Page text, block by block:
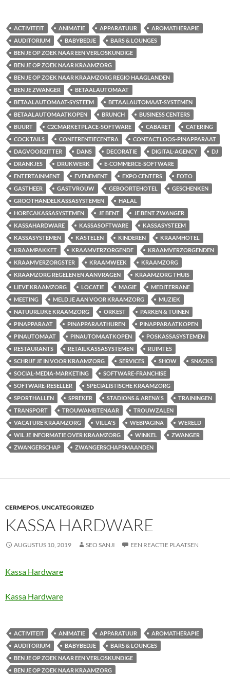
ACTIVITEIT ANIMATIE APPARATUUR
AROMATHERAPIE
AUDITORIUM
BABYBEDJE
BARS & LOUNGES
BEN JE OP ZOEK NAAR EEN VERLOSKUNDIGE
BEN JE OP ZOEK NAAR KRAAMZORG
BEN JE OP ZOEK NAAR KRAAMZORG REGIO HAAGLANDEN
BEN JE ZWANGER
BETAALAUTOMAAT
BETAALAUTOMAAT-SYSTEEM
BETAALAUTOMAAT-SYSTEMEN
BETAALAUTOMAATKOPEN
BRUNCH
BUSINESS CENTERS
BUURT
C2CMARKETPLACE-SOFTWARE CABARET
CATERING
COCKTAILS
CONFERENTIECENTRA
CONTACTLOOS-PINAPPARAAT
DAGVOORZITTER
DANS DECORATIE DIGITAL-AGENCY
DJ
DRANKJES
DRUKWERK
E-COMMERCE-SOFTWARE
ENTERTAINMENT
EVENEMENT EXPO CENTERS
FOTO
GASTHEER
GASTVROUW GEBOORTEHOTEL
GESCHENKEN
GROOTHANDELKASSASYSTEMEN
HALAL
HORECAKASSASYSTEMEN
JE BENT
JE BENT ZWANGER
KASSAHARDWARE
KASSASOFTWARE
KASSASYSTEEM
KASSASYSTEMEN
KASTELEN KINDEREN
KRAAMHOTEL
KRAAMPAKKET
KRAAMVERZORGENDE
KRAAMVERZORGENDEN
KRAAMVERZORGSTER
KRAAMWEEK
KRAAMZORG
KRAAMZORG REGELEN EN AANVRAGEN
KRAAMZORG THUIS
LIEVE KRAAMZORG
LOCATIE MAGIE
MEDITERRANE
MEETING
MELD JE AAN VOOR KRAAMZORG
MUZIEK
NATUURLIJKE KRAAMZORG
ORKEST
PARKEN & TUINEN
PINAPPARAAT
PINAPPARAATHUREN
PINAPPARAATKOPEN
PINAUTOMAAT
PINAUTOMAATKOPEN
POSKASSASYSTEMEN
RESTAURANTS
RETAILKASSASYSTEMEN
RUIMTES
SCHRIJF JE IN VOOR KRAAMZORG
SERVICES SHOW
SNACKS
SOCIAL-MEDIA-MARKETING
SOFTWARE-FRANCHISE
SOFTWARE-RESELLER
SPECIALISTISCHE KRAAMZORG
SPORTHALLEN
SPREKER STADIONS & ARENA'S
TRAININGEN
TRANSPORT
TROUWAMBTENAAR
TROUWZALEN
VACATURE KRAAMZORG
VILLA'S WEBPAGINA
WERELD
WIL JE INFORMATIE OVER KRAAMZORG
WINKEL
ZWANGER
ZWANGERSCHAP
ZWANGERSCHAPSMAANDEN
CERMEPOS,UNCATEGORIZED
KASSA HARDWARE
AUGUSTUS 10, 2019 SEO SANJI EEN REACTIE PLAATSEN
Kassa Hardware
Kassa Hardware
ACTIVITEIT ANIMATIE APPARATUUR
AROMATHERAPIE
AUDITORIUM
BABYBEDJE
BARS & LOUNGES
BEN JE OP ZOEK NAAR EEN VERLOSKUNDIGE
BEN JE OP ZOEK NAAR KRAAMZORG